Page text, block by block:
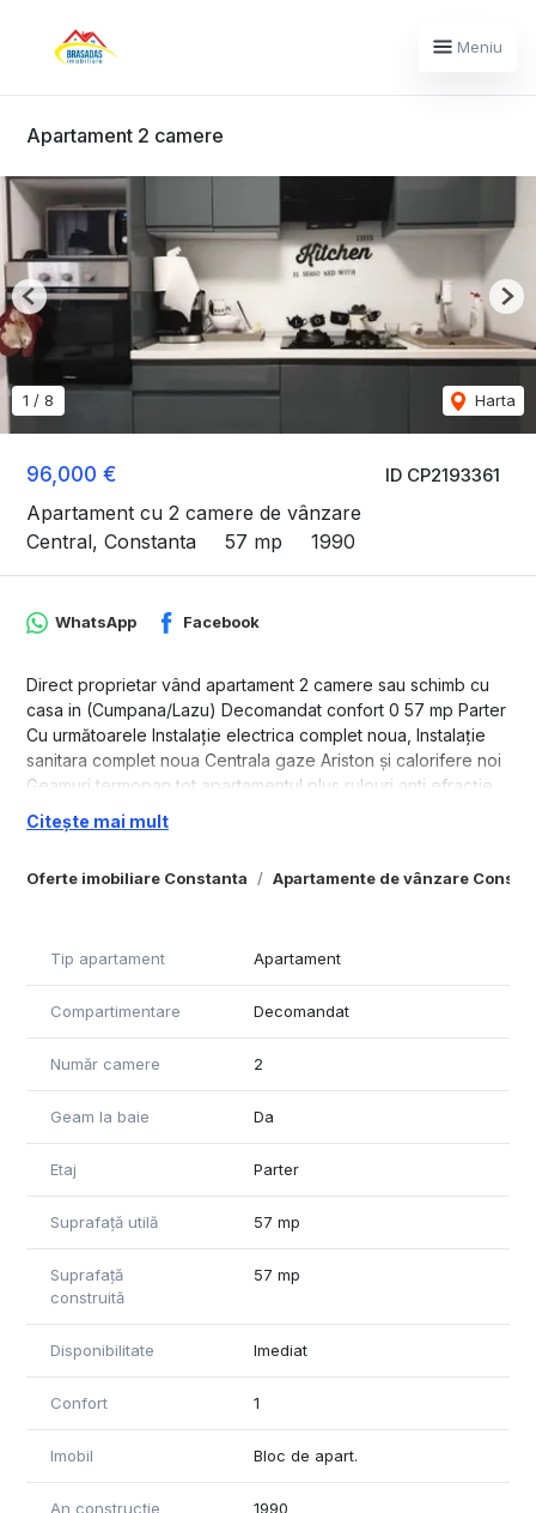
Meniu
Apartament 2 camere
ID CP2193361
96,000 €
Apartament cu 2 camere de vânzare
Central, Constanta
57 mp 1990
1 / 8 Harta
Previous
Oferte imobiliare Constanta Apartamente de vânzare
WhatsApp Facebook
Direct proprietar vând apartament 2 camere sau schimb cu
casa in (Cumpana/Lazu) Decomandat confort 0 57 mp Parter
Cu următoarele Instalație electrica complet noua, Instalație
sanitara complet noua Centrala gaze Ariston și calorifere noi
Geamuri termopan tot apartamentul plus rulouri anti efracție
la toate geamurile Izolație exterioara Usi noi întrare+camere
Scurgere proprie (separata de ce-a a blocului] Mobila pe
MDF VOPSIT) Electrocasnice (masina spalat vase-masina
,piața, stație Ratc , școală. Gradinita ,farmacie ,bănci , parc
Zona km5 Rog și ofer seriozitate, mai multe detalii privat
Mulțumesc
Citește mai mult
Tip apartament Apartament
Compartimentare Decomandat
Număr camere 2
Geam la baie Da
Etaj Parter
Suprafață utilă 57 mp
Suprafață
construită
57 mp
Disponibilitate Imediat
Confort 1
Imobil Bloc de apart.
An construcție 1990